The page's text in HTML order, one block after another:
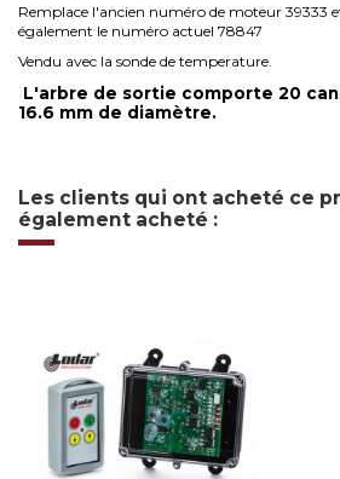
Remplace l'ancien numéro de moteur 39333
également le numéro actuel 78847
Vendu avec la sonde de temperature.
L'arbre de sortie comporte 20
16.6 mm de diamètre.
Les clients qui ont acheté ce
également acheté :